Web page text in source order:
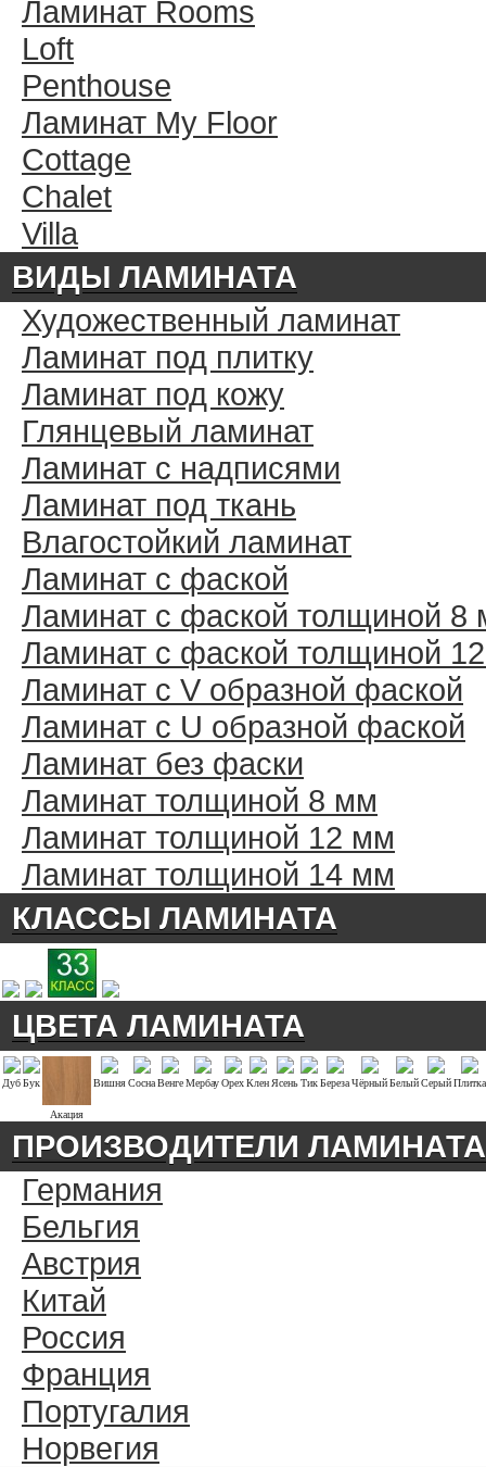
Ламинат Rooms
Loft
Penthouse
Ламинат My Floor
Cottage
Chalet
Villa
ВИДЫ ЛАМИНАТА
Художественный ламинат
Ламинат под плитку
Ламинат под кожу
Глянцевый ламинат
Ламинат с надписями
Ламинат под ткань
Влагостойкий ламинат
Ламинат с фаской
Ламинат с фаской толщиной 8
Ламинат с фаской толщиной
Ламинат с V образной фаской
Ламинат с U образной фаской
Ламинат без фаски
Ламинат толщиной 8 мм
Ламинат толщиной 12 мм
Ламинат толщиной 14 мм
КЛАССЫ ЛАМИНАТА
ЦВЕТА ЛАМИНАТА
ДубБук
Акация
ВишняСоснаВенгеМербауОрехКлен ЯсеньТикБерезаЧёрныйБелыйСерыйПлитка
ПРОИЗВОДИТЕЛИ ЛАМИНАТА
Германия
Бельгия
Австрия
Китай
Россия
Франция
Португалия
Норвегия